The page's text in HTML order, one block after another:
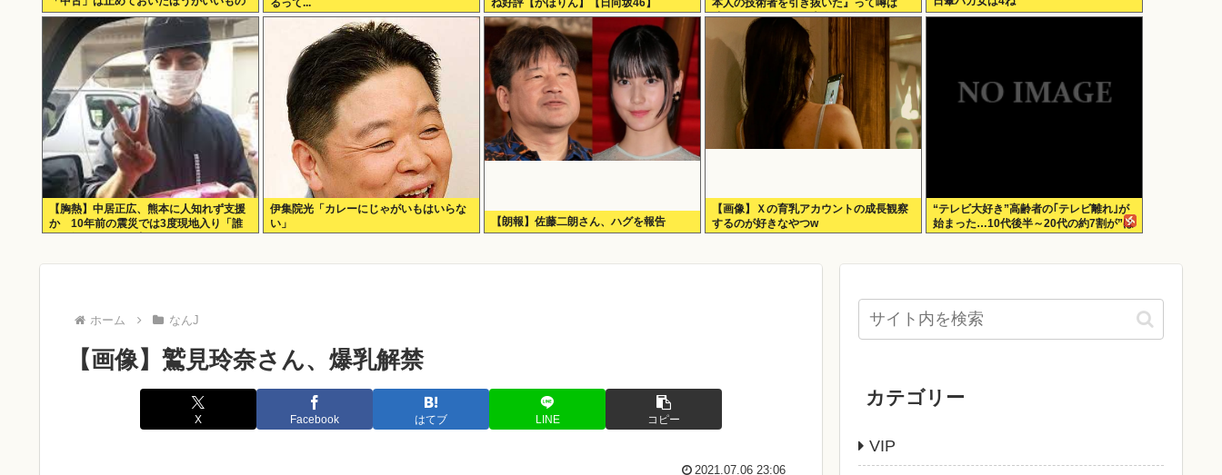
嘘。開発チームに日本人は0人です」
【胸熱】中居正広、熊本に人知れず支援
か 10年前の震災では3度現地入り「誰
にも知られなくて良い」
伊集院光「カレーにじゃがいもはいらな
い」
【朗報】佐藤二朗さん、ハグを報告
【画像】Ｘの育乳アカウントの成長観察
するのが好きなやつw
“テレビ大好き”高齢者の｢テレビ離れ｣が
始まった…10代後半～20代の約7割が”ほ
ぼ見ない”
ホーム なんJ
【画像】鷲見玲奈さん、爆乳解禁
X Facebook はてブ LINE コピー
2021.07.06 23:06
カテゴリー
VIP